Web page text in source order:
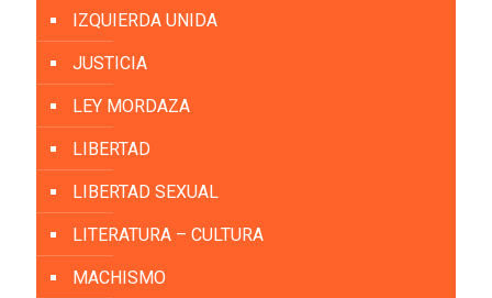
IZQUIERDA UNIDA
JUSTICIA
LEY MORDAZA
LIBERTAD
LIBERTAD SEXUAL
LITERATURA – CULTURA
MACHISMO